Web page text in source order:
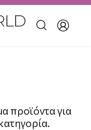
προϊόντα για